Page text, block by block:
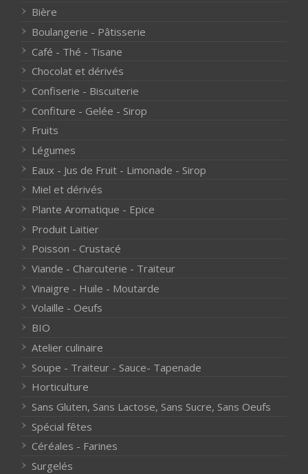
Bière
Boulangerie - Pâtisserie
Café - Thé - Tisane
Chocolat et dérivés
Confiserie - Biscuiterie
Confiture - Gelée - Sirop
Fruits
Légumes
Eaux - Jus de Fruit - Limonade - Sirop
Miel et dérivés
Plante Aromatique - Epice
Produit Laitier
Poisson - Crustacé
Viande - Charcuterie - Traiteur
Vinaigre - Huile - Moutarde
Volaille - Oeufs
BIO
Atelier culinaire
Soupe - Traiteur - Sauce- Tapenade
Horticulture
Sans Gluten, Sans Lactose, Sans Sucre, Sans Oeufs
Spécial fêtes
Céréales - Farines
Surgelés